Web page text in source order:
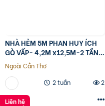
NHÀ HẺM 5M PHAN HUY ÍCH
GÒ VẤP- 4,2M x12,5M-2 TẦNG
– GIÁ 4,4 TỶ
Ngoài Cần Thơ
2 tuần
2
Liên hệ